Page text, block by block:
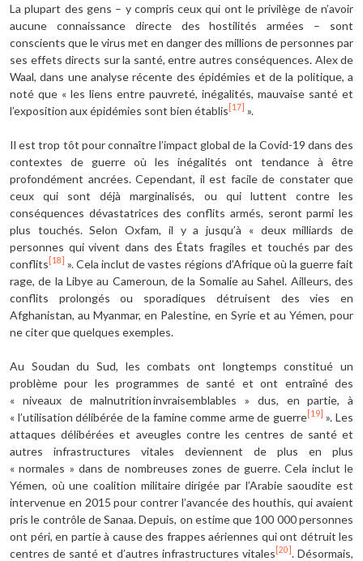
La plupart des gens – y compris ceux qui ont le privilège de n’avoir
aucune connaissance directe des hostilités armées – sont
conscients que le virus met en danger des millions de personnes par
ses effets directs sur la santé, entre autres conséquences. Alex de
Waal, dans une analyse récente des épidémies et de la politique, a
noté que « les liens entre pauvreté, inégalités, mauvaise santé et
l’exposition aux épidémies sont bien établis [17] ».
Il est trop tôt pour connaître l’impact global de la Covid-19 dans des
contextes de guerre où les inégalités ont tendance à être
profondément ancrées. Cependant, il est facile de constater que
ceux qui sont déjà marginalisés, ou qui luttent contre les
conséquences dévastatrices des conflits armés, seront parmi les
plus touchés. Selon Oxfam, il y a jusqu’à « deux milliards de
personnes qui vivent dans des États fragiles et touchés par des
conflits [18]
». Cela inclut de vastes régions d’Afrique où la guerre fait
rage, de la Libye au Cameroun, de la Somalie au Sahel. Ailleurs, des
conflits prolongés ou sporadiques détruisent des vies en
Afghanistan, au Myanmar, en Palestine, en Syrie et au Yémen, pour
ne citer que quelques exemples.
Au Soudan du Sud, les combats ont longtemps constitué un
problème pour les programmes de santé et ont entraîné des
« niveaux de malnutrition invraisemblables » dus, en partie, à
« l’utilisation délibérée de la famine comme arme de guerre [19] ». Les
attaques délibérées et aveugles contre les centres de santé et
autres infrastructures vitales deviennent de plus en plus
« normales » dans de nombreuses zones de guerre. Cela inclut le
Yémen, où une coalition militaire dirigée par l’Arabie saoudite est
intervenue en 2015 pour contrer l’avancée des houthis, qui avaient
pris le contrôle de Sanaa. Depuis, on estime que 100 000 personnes
ont péri, en partie à cause des frappes aériennes qui ont détruit les
centres de santé et d’autres infrastructures vitales [20] . Désormais,